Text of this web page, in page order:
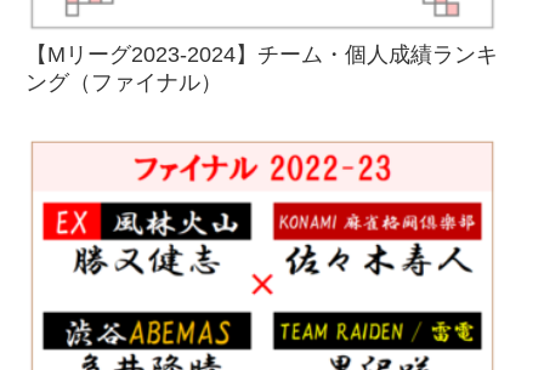
【Mリーグ2023-2024】チーム・個人成績ランキ
ング（ファイナル）